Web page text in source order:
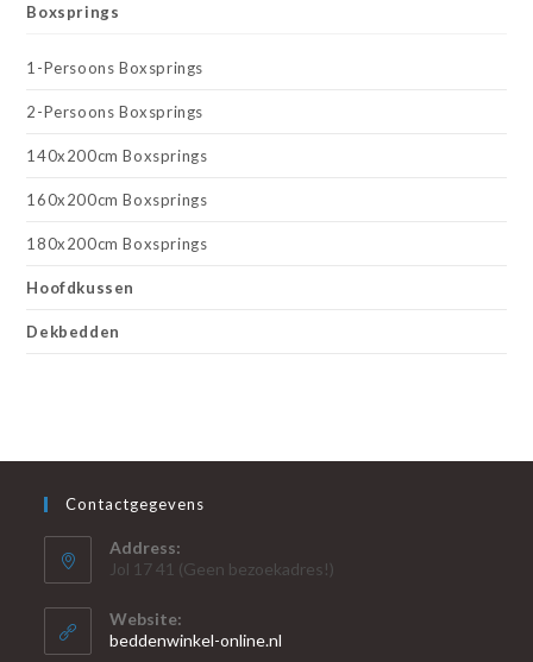
Boxsprings
1-Persoons Boxsprings
2-Persoons Boxsprings
140x200cm Boxsprings
160x200cm Boxsprings
180x200cm Boxsprings
Hoofdkussen
Dekbedden
Contactgegevens
Address:
Jol 17 41 (Geen bezoekadres!)
Website:
beddenwinkel-online.nl